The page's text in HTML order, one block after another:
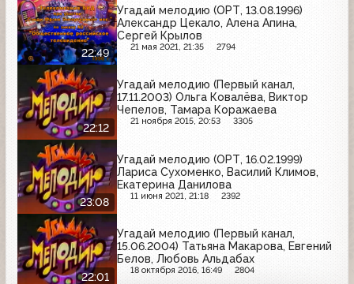
22:49
Угадай мелодию (ОРТ, 13.08.1996)
Александр Цекало, Алена Апина,
Сергей Крылов
21 мая 2021, 21:35 2794
22:12
Угадай мелодию (Первый канал,
17.11.2003) Ольга Ковалёва, Виктор
Чепелов, Тамара Коражаева
21 ноября 2015, 20:53 3305
23:08
Угадай мелодию (ОРТ, 16.02.1999)
Лариса Сухоменко, Василий Климов,
Екатерина Данилова
11 июня 2021, 21:18 2392
22:01
Угадай мелодию (Первый канал,
15.06.2004) Татьяна Макарова, Евгений
Белов, Любовь Альдабах
18 октября 2016, 16:49 2804